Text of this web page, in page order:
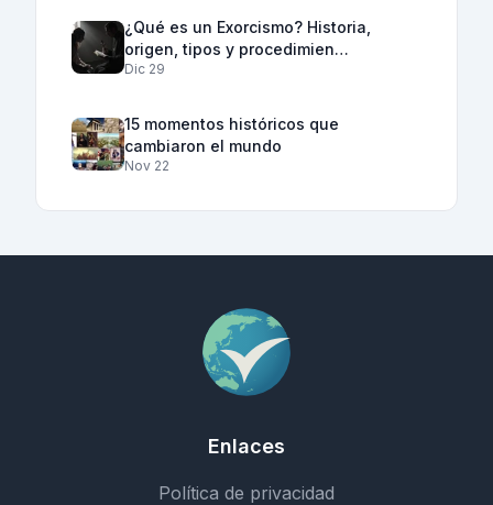
¿Qué es un Exorcismo? Historia,
origen, tipos y procedimien…
Dic 29
15 momentos históricos que
cambiaron el mundo
Nov 22
Enlaces
Política de privacidad